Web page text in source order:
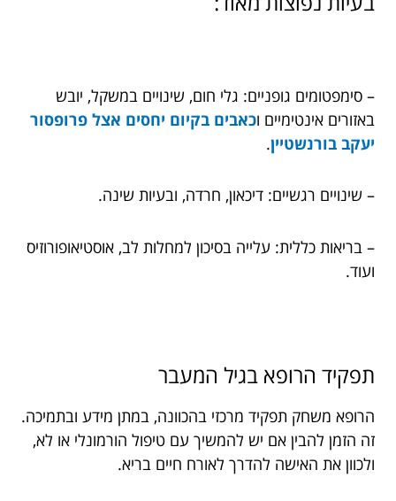
– סימפטומים גופניים: גלי חום, שינויים במשקל, יובש
באזורים אינטימיים וכאבים בקיום יחסים אצל פרופסור
יעקב בורנשטיין.
– שינויים רגשיים: דיכאון, חרדה, ובעיות שינה.
– בריאות כללית: עלייה בסיכון למחלות לב, אוסטיאופורוזיס
ועוד.
תפקיד הרופא בגיל המעבר
הרופא משחק תפקיד מרכזי בהכוונה, במתן מידע ובתמיכה.
זה הזמן להבין אם יש להמשיך עם טיפול הורמונלי או לא,
ולכוון את האישה להדרך לאורח חיים בריא.